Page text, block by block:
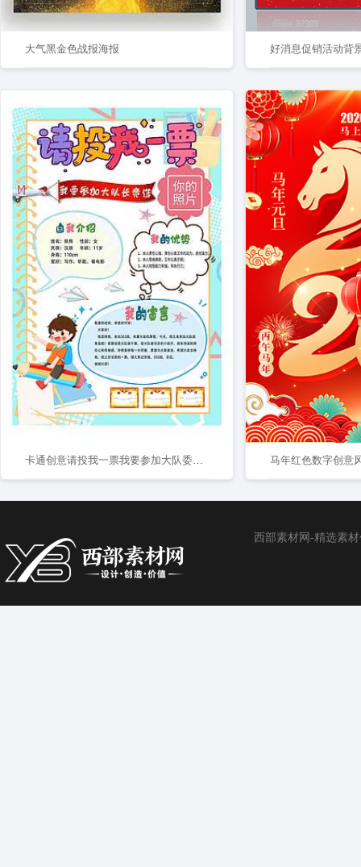
大气黑金色战报海报 好消息促销活动背
卡通创意请投我一票我要参加大队委竞选小学生宣传海报
西部素材网-精选素